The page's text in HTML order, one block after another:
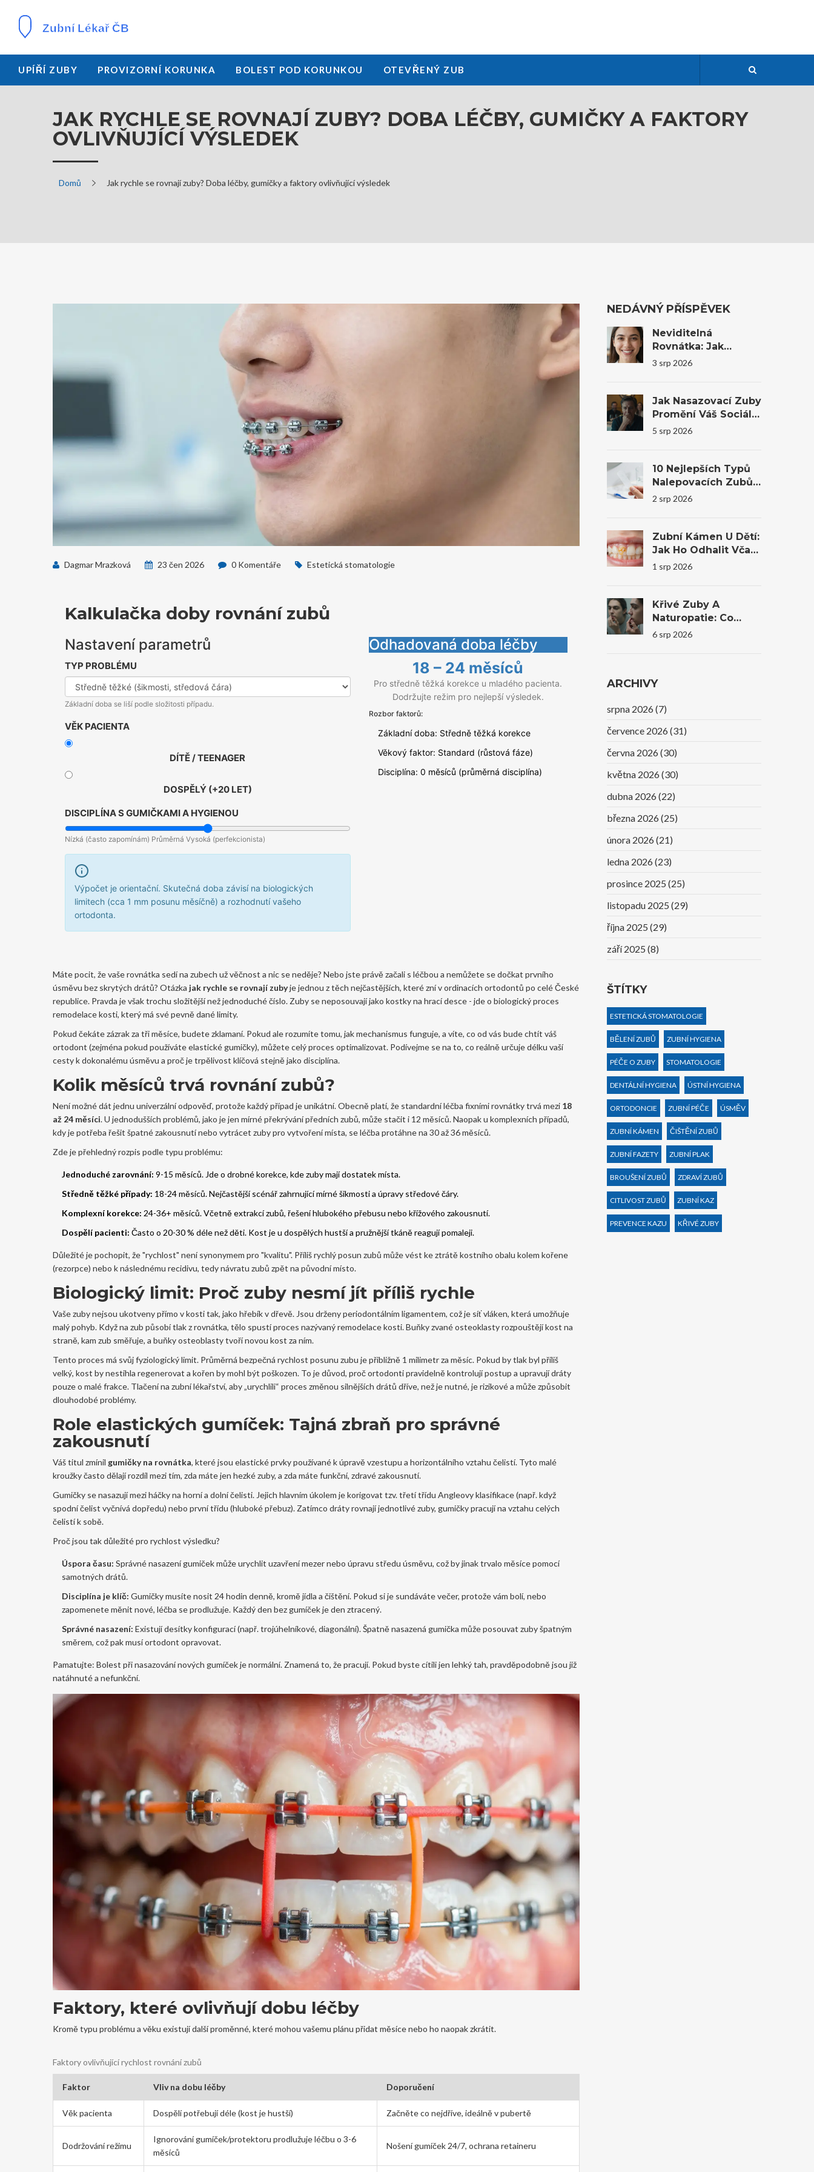
UPÍŘÍ ZUBY PROVIZORNÍ KORUNKA BOLEST POD KORUNKOU OTEVŘENÝ ZUB
JAK RYCHLE SE ROVNAJÍ ZUBY? DOBA LÉČBY, GUMIČKY A FAKTORY
OVLIVŇUJÍCÍ VÝSLEDEK
Domů Jak rychle se rovnají zuby? Doba léčby, gumičky a faktory ovlivňující výsledek
Dagmar Mrazková 23 čen 2026 0 Komentáře Estetická stomatologie
Kalkulačka doby rovnání zubů
Nastavení parametrů
TYP PROBLÉMU
Základní doba se liší podle složitosti případu.
VĚK PACIENTA
DÍTĚ / TEENAGER
DOSPĚLÝ (+20 LET)
DISCIPLÍNA S GUMIČKAMI A HYGIENOU
Nízká (často zapomínám) Průměrná Vysoká (perfekcionista)
Výpočet je orientační. Skutečná doba závisí na biologických
limitech (cca 1 mm posunu měsíčně) a rozhodnutí vašeho
ortodonta.
Odhadovaná doba léčby
18 – 24 měsíců
Pro středně těžká korekce u mladého pacienta.
Dodržujte režim pro nejlepší výsledek.
Rozbor faktorů:
Základní doba: Středně těžká korekce
Věkový faktor: Standard (růstová fáze)
Disciplína: 0 měsíců (průměrná disciplína)
Máte pocit, že vaše rovnátka sedí na zubech už věčnost a nic se neděje? Nebo jste právě začali s léčbou a nemůžete se dočkat prvního
úsměvu bez skrytých drátů? Otázka jak rychle se rovnají zubyje jednou z těch nejčastějších, které zní v ordinacích ortodontů po celé České
republice. Pravda je však trochu složitější než jednoduché číslo. Zuby se neposouvají jako kostky na hrací desce - jde o biologický proces
remodelace kosti, který má své pevně dané limity.
Pokud čekáte zázrak za tři měsíce, budete zklamaní. Pokud ale rozumíte tomu, jak mechanismus funguje, a víte, co od vás bude chtít váš
ortodont (zejména pokud používáte elastické gumičky), můžete celý proces optimalizovat. Podívejme se na to, co reálně určuje délku vaší
cesty k dokonalému úsměvu a proč je trpělivost klíčová stejně jako disciplína.
Kolik měsíců trvá rovnání zubů?
Není možné dát jednu univerzální odpověď, protože každý případ je unikátní. Obecně platí, že standardní léčba fixními rovnátky trvá mezi 18
až 24 měsíci. U jednodušších problémů, jako je jen mírné překrývání předních zubů, může stačit i 12 měsíců. Naopak u komplexních případů,
kdy je potřeba řešit špatné zakousnutí nebo vytrácet zuby pro vytvoření místa, se léčba protáhne na 30 až 36 měsíců.
Zde je přehledný rozpis podle typu problému:
Jednoduché zarovnání: 9-15 měsíců. Jde o drobné korekce, kde zuby mají dostatek místa.
Středně těžké případy: 18-24 měsíců. Nejčastější scénář zahrnující mírné šikmosti a úpravy středové čáry.
Komplexní korekce: 24-36+ měsíců. Včetně extrakcí zubů, řešení hlubokého přebusu nebo křížového zakousnutí.
Dospělí pacienti: Často o 20-30 % déle než děti. Kost je u dospělých hustší a pružnější tkáně reagují pomaleji.
Důležité je pochopit, že "rychlost" není synonymem pro "kvalitu". Příliš rychlý posun zubů může vést ke ztrátě kostního obalu kolem kořene
(rezorpce) nebo k následnému recidivu, tedy návratu zubů zpět na původní místo.
Biologický limit: Proč zuby nesmí jít příliš rychle
Vaše zuby nejsou ukotveny přímo v kosti tak, jako hřebík v dřevě. Jsou drženy periodontálním ligamentem, což je síť vláken, která umožňuje
malý pohyb. Když na zub působí tlak z rovnátka, tělo spustí proces nazývaný remodelace kosti. Buňky zvané osteoklasty rozpouštějí kost na
straně, kam zub směřuje, a buňky osteoblasty tvoří novou kost za ním.
Tento proces má svůj fyziologický limit. Průměrná bezpečná rychlost posunu zubu je přibližně 1 milimetr za měsíc. Pokud by tlak byl příliš
velký, kost by nestihla regenerovat a kořen by mohl být poškozen. To je důvod, proč ortodonti pravidelně kontrolují postup a upravují dráty
pouze o malé frakce. Tlačení na zubní lékařství, aby „urychlili“ proces změnou silnějších drátů dříve, než je nutné, je rizikové a může způsobit
dlouhodobé problémy.
Role elastických gumíček: Tajná zbraň pro správné
zakousnutí
Váš titul zmínil gumičky na rovnátka, které jsou elastické prvky používané k úpravě vzestupu a horizontálního vztahu čelistí. Tyto malé
kroužky často dělají rozdíl mezi tím, zda máte jen hezké zuby, a zda máte funkční, zdravé zakousnutí.
Gumičky se nasazují mezi háčky na horní a dolní čelisti. Jejich hlavním úkolem je korigovat tzv. třetí třídu Angleovy klasifikace (např. když
spodní čelist vyčnívá dopředu) nebo první třídu (hluboké přebuz). Zatímco dráty rovnají jednotlivé zuby, gumičky pracují na vztahu celých
čelistí k sobě.
Proč jsou tak důležité pro rychlost výsledku?
Úspora času: Správné nasazení gumiček může urychlit uzavření mezer nebo úpravu středu úsměvu, což by jinak trvalo měsíce pomocí
samotných drátů.
Disciplína je klíč: Gumičky musíte nosit 24 hodin denně, kromě jídla a čištění. Pokud si je sundáváte večer, protože vám bolí, nebo
zapomenete měnit nové, léčba se prodlužuje. Každý den bez gumíček je den ztracený.
Správné nasazení: Existují desítky konfigurací (např. trojúhelníkové, diagonální). Špatně nasazená gumička může posouvat zuby špatným
směrem, což pak musí ortodont opravovat.
Pamatujte: Bolest při nasazování nových gumíček je normální. Znamená to, že pracují. Pokud byste cítili jen lehký tah, pravděpodobně jsou již
natáhnuté a nefunkční.
Faktory, které ovlivňují dobu léčby
Kromě typu problému a věku existují další proměnné, které mohou vašemu plánu přidat měsíce nebo ho naopak zkrátit.
Faktory ovlivňující rychlost rovnání zubů
Faktor Vliv na dobu léčby Doporučení
Věk pacienta Dospělí potřebují déle (kost je hustší) Začněte co nejdříve, ideálně v pubertě
Dodržování režimu
Ignorování gumíček/protektoru prodlužuje léčbu o 3-6
měsíců
Nošení gumíček 24/7, ochrana retaineru
NEDÁVNÝ PŘÍSPĚVEK
Neviditelná
Rovnátka: Jak
Transparentní
Sebevědomí
3 srp 2026
Jak Nasazovací Zuby
Promění Váš Sociální
Život A Sebevědomí
5 srp 2026
10 Nejlepších Typů
Nalepovacích Zubů
Na Trhu V Roce 2026
2 srp 2026
Zubní Kámen U Dětí:
Jak Ho Odhalit Včas
A Co Dělat?
1 srp 2026
Křivé Zuby A
Naturopatie: Co
Reálně Pomůže A
6 srp 2026
ARCHIVY
srpna 2026 (7)
července 2026 (31)
června 2026 (30)
května 2026 (30)
dubna 2026 (22)
března 2026 (25)
února 2026 (21)
ledna 2026 (23)
prosince 2025 (25)
listopadu 2025 (29)
října 2025 (29)
září 2025 (8)
ŠTÍTKY
ESTETICKÁ STOMATOLOGIE
BĚLENÍ ZUBŮ ZUBNÍ HYGIENA
PÉČE O ZUBY STOMATOLOGIE
DENTÁLNÍ HYGIENA ÚSTNÍ HYGIENA
ORTODONCIE ZUBNÍ PÉČE ÚSMĚV
ZUBNÍ KÁMEN ČIŠTĚNÍ ZUBŮ
ZUBNÍ FAZETY ZUBNÍ PLAK
BROUŠENÍ ZUBŮ ZDRAVÍ ZUBŮ
CITLIVOST ZUBŮ ZUBNÍ KAZ
PREVENCE KAZU KŘIVÉ ZUBY